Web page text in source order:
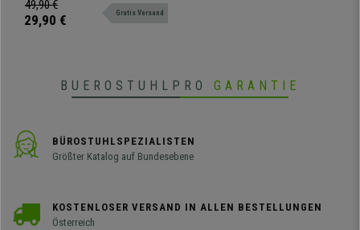
sie eine weichere und glattere
49,90 €
29,90 € Gratis Versand
BUEROSTUHLPRO GARANTIE
BÜROSTUHLSPEZIALISTEN
Größter Katalog auf Bundesebene
KOSTENLOSER VERSAND IN ALLEN BESTELLUNGEN
Österreich